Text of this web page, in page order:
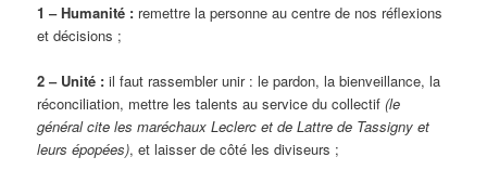
1 ‒ Humanité : remettre la personne au centre de nos réflexions
et décisions ;
2 ‒ Unité : il faut rassembler unir : le pardon, la bienveillance, la
réconciliation, mettre les talents au service du collectif(le
général cite les maréchaux Leclerc et de Lattre de Tassigny et
leurs épopées), et laisser de côté les diviseurs ;